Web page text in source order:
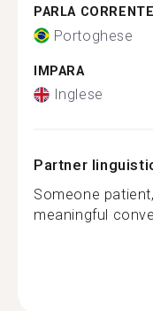
PARLA
Portoghese
IMPARA
Inglese
Partner
Someone
meaningful